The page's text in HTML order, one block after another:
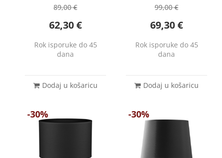
89,00€
62,30€
Rok isporuke do 45
dana
Dodaj u košaricu
99,00€
69,30€
Rok isporuke do 45
dana
Dodaj u košaricu
-30% -30%